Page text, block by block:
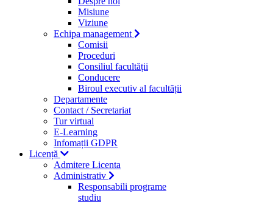
Misiune
Viziune
Echipa management
Comisii
Proceduri
Consiliul facultății
Conducere
Biroul executiv al facultății
Departamente
Contact / Secretariat
Tur virtual
E-Learning
Infomații GDPR
Licență
Admitere Licenta
Administrativ
Responsabili programe
studiu